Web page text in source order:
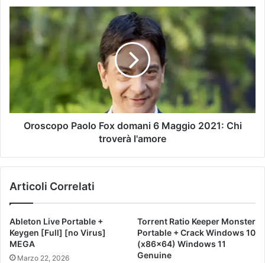
Oroscopo Paolo Fox domani 6 Maggio 2021: Chi
troverà l'amore
Articoli Correlati
Ableton Live Portable +
Keygen [Full] [no Virus]
MEGA
Marzo 22, 2026
Torrent Ratio Keeper Monster
Portable + Crack Windows 10
(x86x64) Windows 11
Genuine